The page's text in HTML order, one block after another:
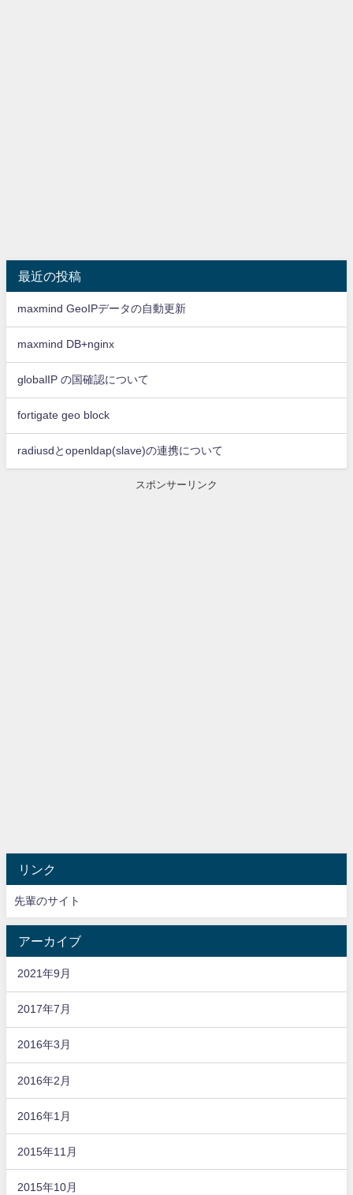
最近の投稿
maxmind GeoIPデータの自動更新
maxmind DB+nginx
globalIP の国確認について
fortigate geo block
radiusdとopenldap(slave)の連携について
スポンサーリンク
リンク
先輩のサイト
アーカイブ
2021年9月
2017年7月
2016年3月
2016年2月
2016年1月
2015年11月
2015年10月